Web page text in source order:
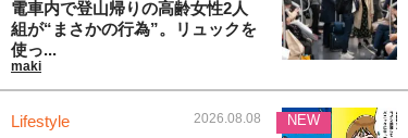
電車内で登山帰りの高齢女性2人
組が“まさかの行為”。リュックを
使っ...
maki
Lifestyle 2026.08.08 NEW